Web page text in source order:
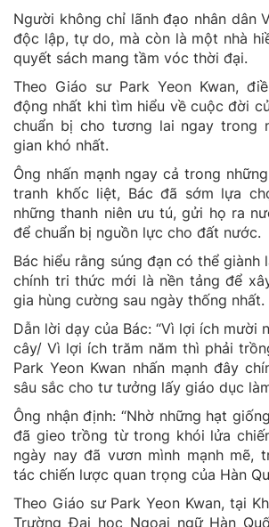
Người không chỉ lãnh đạo nhân dân
độc lập, tự do, mà còn là một nhà
quyết sách mang tầm vóc thời đại.
Theo Giáo sư Park Yeon Kwan,
động nhất khi tìm hiểu về cuộc đời
chuẩn bị cho tương lai ngay trong
gian khó nhất.
Ông nhấn mạnh ngay cả trong
tranh khốc liệt, Bác đã sớm lựa
những thanh niên ưu tú, gửi họ ra
để chuẩn bị nguồn lực cho đất nước.
Bác hiểu rằng súng đạn có thể giành
chính tri thức mới là nền tảng để
gia hùng cường sau ngày thống nhất.
Dẫn lời dạy của Bác: “Vì lợi ích mười
cây/ Vì lợi ích trăm năm thì phải
Park Yeon Kwan nhấn mạnh đây
sâu sắc cho tư tưởng lấy giáo dục
Ông nhận định: “Nhờ những hạt
đã gieo trồng từ trong khói lửa
ngày nay đã vươn mình mạnh mẽ,
tác chiến lược quan trọng của Hàn
Theo Giáo sư Park Yeon Kwan, tại
Trường Đại học Ngoại ngữ Hàn